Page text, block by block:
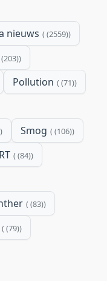
nieuws (2559)
(203)
Pollution (71)
Smog (106)
(84)
(83)
(79)